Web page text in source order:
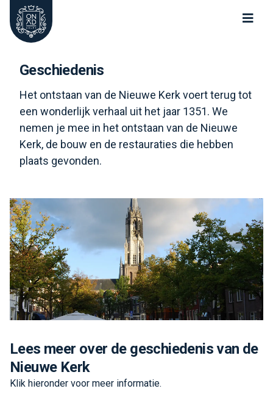
Oude Kerk Nieuwe Kerk Delft
Geschiedenis
Het ontstaan van de Nieuwe Kerk voert terug tot
een wonderlijk verhaal uit het jaar 1351. We
nemen je mee in het ontstaan van de Nieuwe
Kerk, de bouw en de restauraties die hebben
plaats gevonden.
Lees meer over de geschiedenis van de
Nieuwe Kerk
Klik hieronder voor meer informatie.